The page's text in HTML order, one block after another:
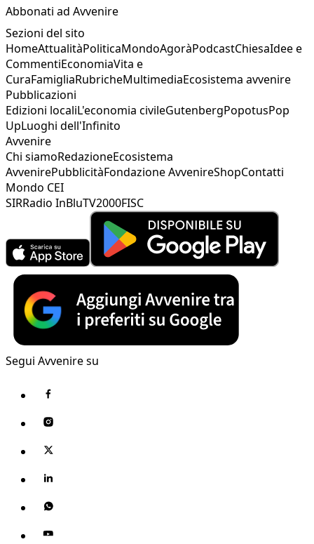
Abbonati ad Avvenire
Sezioni del sito
HomeAttualitàPoliticaMondoAgoràPodcastChiesaIdee e
CommentiEconomiaVita e
CuraFamigliaRubricheMultimediaEcosistema avvenire
Pubblicazioni
Edizioni localiL'economia civileGutenbergPopotusPop
UpLuoghi dell'Infinito
Avvenire
Chi siamoRedazioneEcosistema
AvvenirePubblicitàFondazione AvvenireShopContatti
Mondo CEI
SIRRadio InBluTV2000FISC
Segui Avvenire su